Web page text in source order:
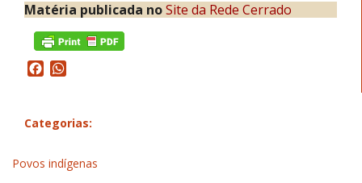
Matéria publicada noSite da Rede Cerrado
Facebook
Categorias:
Povos indígenas